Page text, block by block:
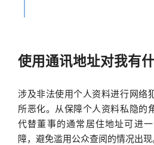
使用通讯地址对我有
涉及非法使用个人资料进行网络
所恶化。从保障个人资料私隐的
代替董事的通常居住地址可进
障，避免滥用公众查阅的情况出现